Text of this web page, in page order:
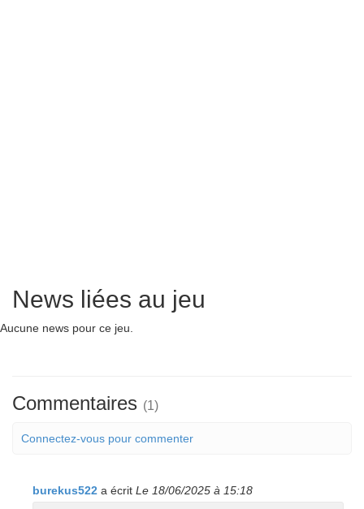
News liées au jeu
Aucune news pour ce jeu.
Commentaires (1)
Connectez-vous pour commenter
burekus522 a écrit Le 18/06/2025 à 15:18